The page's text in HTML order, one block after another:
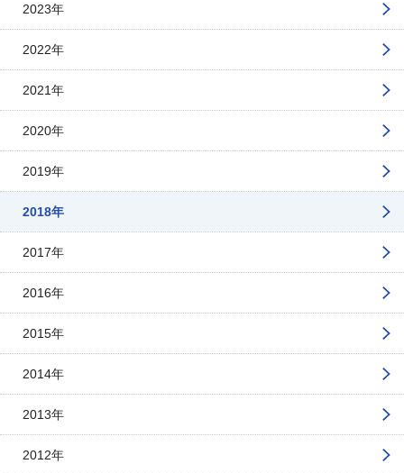
2023年
2022年
2021年
2020年
2019年
2018年
2017年
2016年
2015年
2014年
2013年
2012年